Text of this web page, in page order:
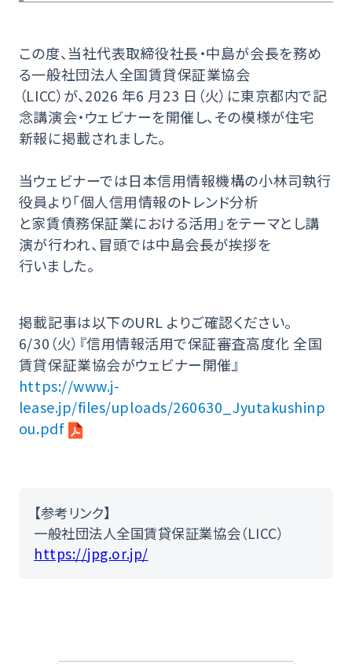
この度、当社代表取締役社⾧・中島が会⾧を務め
る一般社団法人全国賃貸保証業協会
（LICC）が、2026 年6 月23 日（火）に東京都内で記
念講演会・ウェビナーを開催し、その模様が住宅
新報に掲載されました。
当ウェビナーでは日本信用情報機構の小林司執行
役員より「個人信用情報のトレンド分析
と家賃債務保証業における活用」をテーマとし講
演が行われ、冒頭では中島会⾧が挨拶を
行いました。
掲載記事は以下のURL よりご確認ください。
6/30（火）『信用情報活用で保証審査高度化 全国
賃貸保証業協会がウェビナー開催』
https://www.j-
lease.jp/files/uploads/260630_Jyutakushinp
ou.pdf
【参考リンク】
一般社団法人全国賃貸保証業協会（LICC）
https://jpg.or.jp/